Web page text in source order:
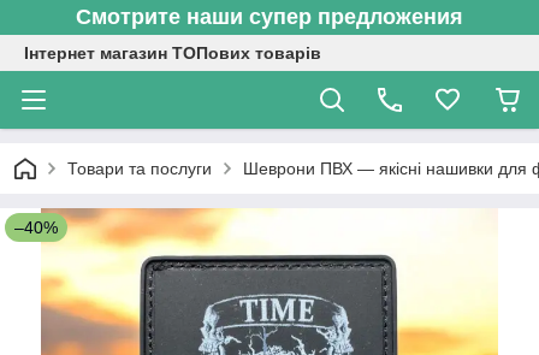
Смотрите наши супер предложения
Інтернет магазин ТОПових товарів
Товари та послуги Шеврони ПВХ — якісні нашивки для
–40%